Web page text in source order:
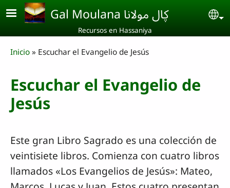
Skip to main content Gal Moulana ڮال مولانا
Recursos en Hassaniya
Breadcrumb
Inicio Escuchar el Evangelio de Jesús
Escuchar el Evangelio de
Jesús
Este gran Libro Sagrado es una colección de
veintisiete libros. Comienza con cuatro libros
llamados «Los Evangelios de Jesús»: Mateo,